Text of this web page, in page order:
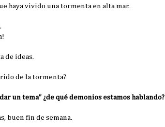
haya vivido una tormenta en alta mar.
de ideas.
de la tormenta?
un tema" ¿de qué demonios estamos hablando?
buen fin de semana.